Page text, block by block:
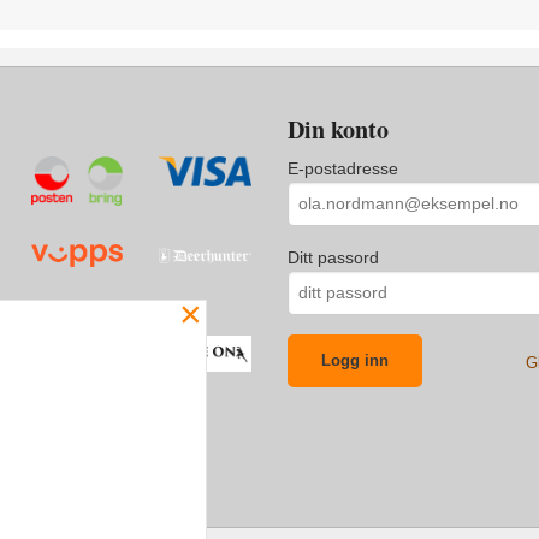
Din konto
E-postadresse
Ditt passord
×